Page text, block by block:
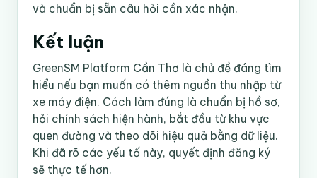
và chuẩn bị sẵn câu hỏi cần xác nhận.
Kết luận
GreenSM Platform Cần Thơ là chủ đề đáng tìm
hiểu nếu bạn muốn có thêm nguồn thu nhập từ
xe máy điện. Cách làm đúng là chuẩn bị hồ sơ,
hỏi chính sách hiện hành, bắt đầu từ khu vực
quen đường và theo dõi hiệu quả bằng dữ liệu.
Khi đã rõ các yếu tố này, quyết định đăng ký
sẽ thực tế hơn.